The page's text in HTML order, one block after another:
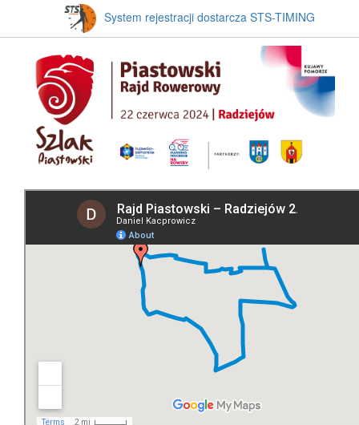
System rejestracji dostarcza STS-TIMING